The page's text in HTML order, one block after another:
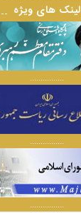
لینک های ویژه
................
................
................